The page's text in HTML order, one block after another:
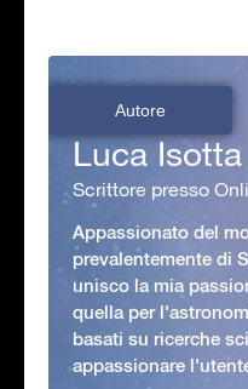
Autore
Luca Isotta
Scrittore presso
Appassionato del
prevalentemente di
unisco la mia
quella per
basati su ricerche
appassionare